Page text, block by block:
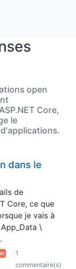
open
Core,
le
dans le
de
Core, ce que
je vais à
\
1
commentaire(s)